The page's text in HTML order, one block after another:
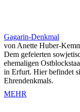
Gagarin-Denkmal
von Anette Huber-
Dem gefeierten
ehemaligen
in Erfurt. Hier befindet
Ehrendenkmals.
MEHR